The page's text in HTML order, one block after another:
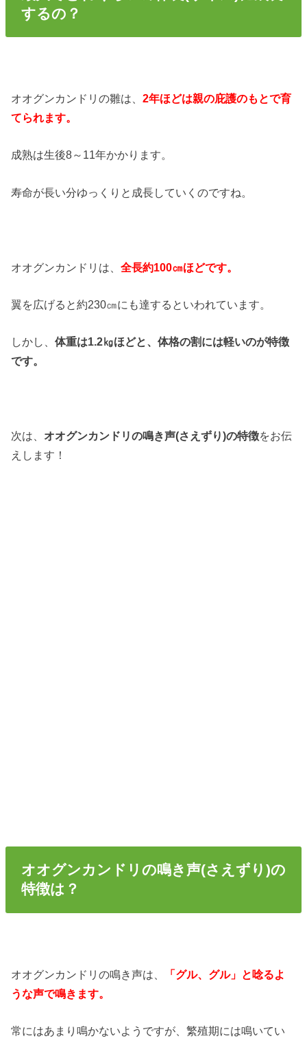
するの？
オオグンカンドリの雛は、2年ほどは親の庇護のもとで育
てられます。
成熟は生後8～11年かかります。
寿命が長い分ゆっくりと成長していくのですね。
オオグンカンドリは、全長約100㎝ほどです。
翼を広げると約230㎝にも達するといわれています。
しかし、体重は1.2㎏ほどと、体格の割には軽いのが特徴
です。
次は、 オオグンカンドリの鳴き声(さえずり)の特徴をお伝
えします！
オオグンカンドリの鳴き声(さえずり)の
特徴は？
オオグンカンドリの鳴き声は、
「グル、グル」と唸るよ
うな声で鳴きます。
常にはあまり鳴かないようですが、繁殖期には鳴いてい